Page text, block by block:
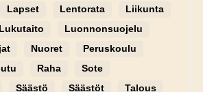
Lapset Lentorata
Liikunta
Lukutaito
Luonnonsuojelu
Nuoret
Peruskoulu
Raha
Sote
Säästö Säästöt
Talous